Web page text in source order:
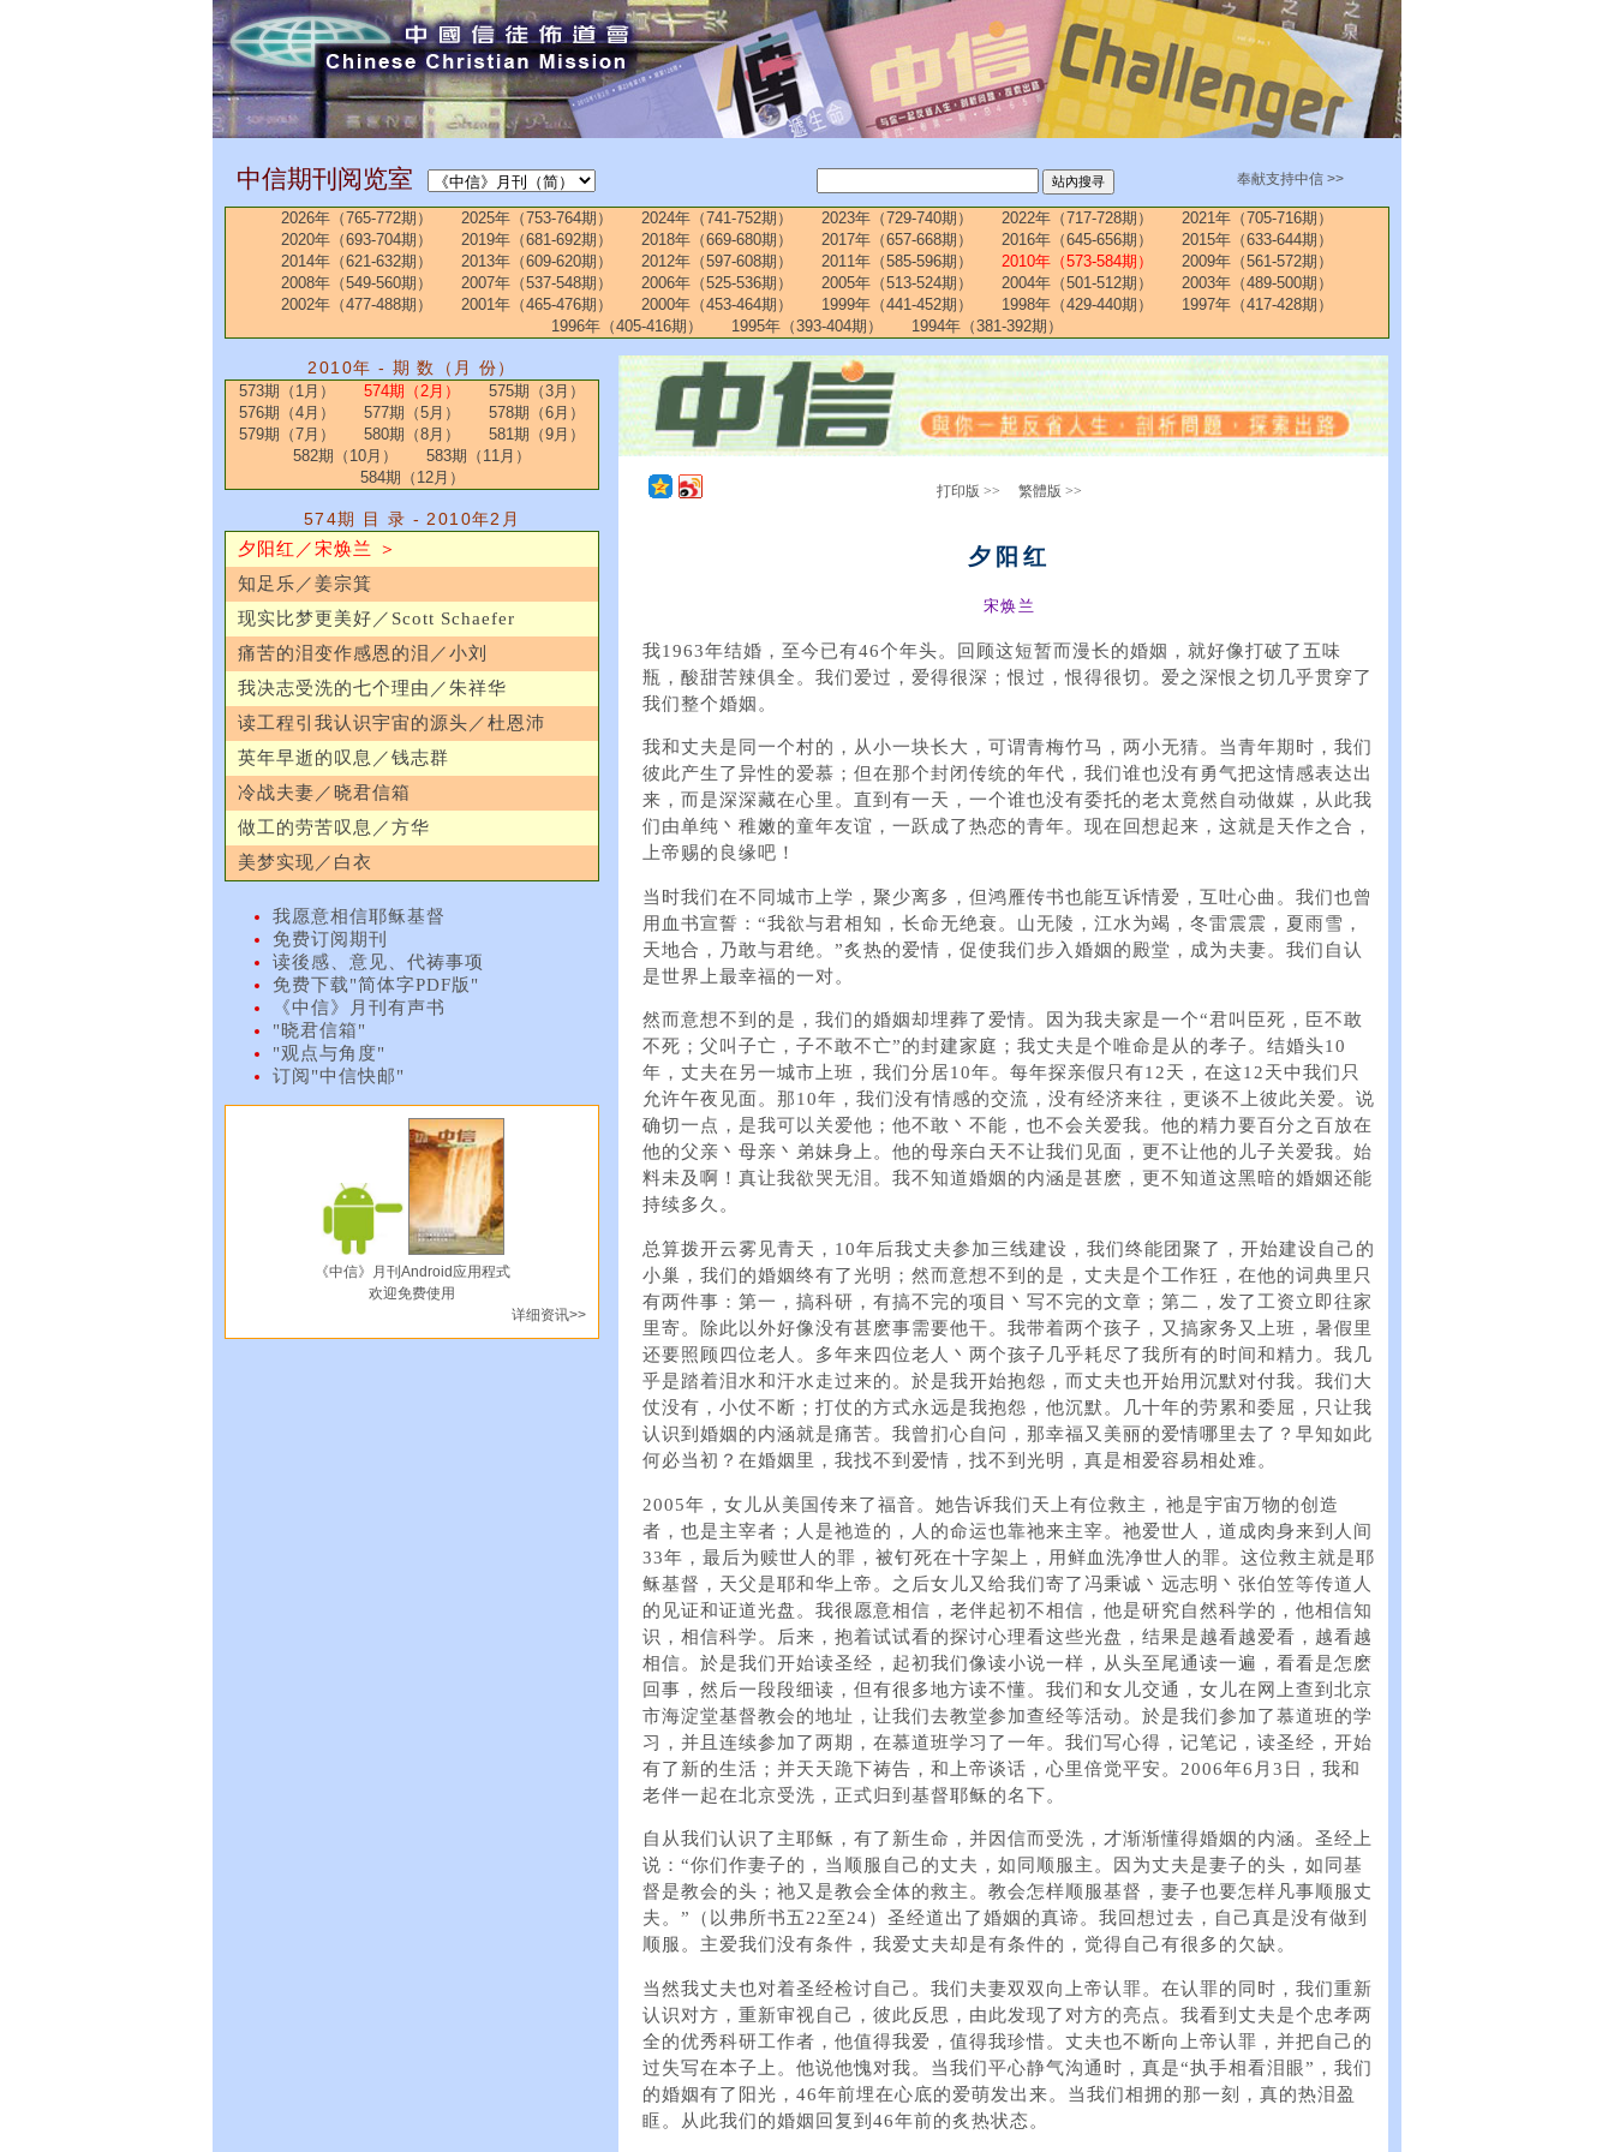
中信期刊阅览室 奉献支持中信 >>
2026年（765-772期） 2025年（753-764期） 2024年（741-752期） 2023年（729-740期） 2022年（717-728期）
2021年（705-716期）
2020年（693-704期）
2019年（681-692期） 2018年（669-680期） 2017年（657-668期） 2016年（645-656期）
2015年（633-644期）
2014年（621-632期）
2013年（609-620期） 2012年（597-608期） 2011年（585-596期） 2010年（573-584期）
2009年（561-572期）
2008年（549-560期）
2007年（537-548期） 2006年（525-536期） 2005年（513-524期） 2004年（501-512期）
2003年（489-500期）
2002年（477-488期）
2001年（465-476期） 2000年（453-464期） 1999年（441-452期） 1998年（429-440期）
1997年（417-428期）
1996年（405-416期）
1995年（393-404期） 1994年（381-392期）
2010年 - 期 数（月 份）
573期（1月） 574期（2月）
575期（3月）
576期（4月）
577期（5月）
578期（6月）
579期（7月）
580期（8月）
581期（9月）
582期（10月）
583期（11月）
584期（12月）
574期 目 录 - 2010年2月
夕阳红／宋焕兰 ＞
知足乐／姜宗箕
现实比梦更美好／Scott Schaefer
痛苦的泪变作感恩的泪／小刘
我决志受洗的七个理由／朱祥华
读工程引我认识宇宙的源头／杜恩沛
英年早逝的叹息／钱志群
冷战夫妻／晓君信箱
做工的劳苦叹息／方华
美梦实现／白衣
我愿意相信耶稣基督
免费订阅期刊
读後感、意见、代祷事项
免费下载"简体字PDF版"
《中信》月刊有声书
"晓君信箱"
"观点与角度"
订阅"中信快邮"
《中信》月刊Android应用程式
欢迎免费使用
详细资讯>>
打印版 >> 繁體版 >>
夕阳红
宋焕兰
我1963年结婚，至今已有46个年头。回顾这短暂而漫长的婚姻，就好像打破了五味
瓶，酸甜苦辣俱全。我们爱过，爱得很深；恨过，恨得很切。爱之深恨之切几乎贯穿了
我们整个婚姻。
我和丈夫是同一个村的，从小一块长大，可谓青梅竹马，两小无猜。当青年期时，我们
彼此产生了异性的爱慕；但在那个封闭传统的年代，我们谁也没有勇气把这情感表达出
来，而是深深藏在心里。直到有一天，一个谁也没有委托的老太竟然自动做媒，从此我
们由单纯丶稚嫩的童年友谊，一跃成了热恋的青年。现在回想起来，这就是天作之合，
上帝赐的良缘吧！
当时我们在不同城市上学，聚少离多，但鸿雁传书也能互诉情爱，互吐心曲。我们也曾
用血书宣誓：“我欲与君相知，长命无绝衰。山无陵，江水为竭，冬雷震震，夏雨雪，
天地合，乃敢与君绝。”炙热的爱情，促使我们步入婚姻的殿堂，成为夫妻。我们自认
是世界上最幸福的一对。
然而意想不到的是，我们的婚姻却埋葬了爱情。因为我夫家是一个“君叫臣死，臣不敢
不死；父叫子亡，子不敢不亡”的封建家庭；我丈夫是个唯命是从的孝子。结婚头10
年，丈夫在另一城市上班，我们分居10年。每年探亲假只有12天，在这12天中我们只
允许午夜见面。那10年，我们没有情感的交流，没有经济来往，更谈不上彼此关爱。说
确切一点，是我可以关爱他；他不敢丶不能，也不会关爱我。他的精力要百分之百放在
他的父亲丶母亲丶弟妹身上。他的母亲白天不让我们见面，更不让他的儿子关爱我。始
料未及啊！真让我欲哭无泪。我不知道婚姻的内涵是甚麽，更不知道这黑暗的婚姻还能
持续多久。
总算拨开云雾见青天，10年后我丈夫参加三线建设，我们终能团聚了，开始建设自己的
小巢，我们的婚姻终有了光明；然而意想不到的是，丈夫是个工作狂，在他的词典里只
有两件事：第一，搞科研，有搞不完的项目丶写不完的文章；第二，发了工资立即往家
里寄。除此以外好像没有甚麽事需要他干。我带着两个孩子，又搞家务又上班，暑假里
还要照顾四位老人。多年来四位老人丶两个孩子几乎耗尽了我所有的时间和精力。我几
乎是踏着泪水和汗水走过来的。於是我开始抱怨，而丈夫也开始用沉默对付我。我们大
仗没有，小仗不断；打仗的方式永远是我抱怨，他沉默。几十年的劳累和委屈，只让我
认识到婚姻的内涵就是痛苦。我曾扪心自问，那幸福又美丽的爱情哪里去了？早知如此
何必当初？在婚姻里，我找不到爱情，找不到光明，真是相爱容易相处难。
2005年，女儿从美国传来了福音。她告诉我们天上有位救主，祂是宇宙万物的创造
者，也是主宰者；人是祂造的，人的命运也靠祂来主宰。祂爱世人，道成肉身来到人间
33年，最后为赎世人的罪，被钉死在十字架上，用鲜血洗净世人的罪。这位救主就是耶
稣基督，天父是耶和华上帝。之后女儿又给我们寄了冯秉诚丶远志明丶张伯笠等传道人
的见证和证道光盘。我很愿意相信，老伴起初不相信，他是研究自然科学的，他相信知
识，相信科学。后来，抱着试试看的探讨心理看这些光盘，结果是越看越爱看，越看越
相信。於是我们开始读圣经，起初我们像读小说一样，从头至尾通读一遍，看看是怎麽
回事，然后一段段细读，但有很多地方读不懂。我们和女儿交通，女儿在网上查到北京
市海淀堂基督教会的地址，让我们去教堂参加查经等活动。於是我们参加了慕道班的学
习，并且连续参加了两期，在慕道班学习了一年。我们写心得，记笔记，读圣经，开始
有了新的生活；并天天跪下祷告，和上帝谈话，心里倍觉平安。2006年6月3日，我和
老伴一起在北京受洗，正式归到基督耶稣的名下。
自从我们认识了主耶稣，有了新生命，并因信而受洗，才渐渐懂得婚姻的内涵。圣经上
说：“你们作妻子的，当顺服自己的丈夫，如同顺服主。因为丈夫是妻子的头，如同基
督是教会的头；祂又是教会全体的救主。教会怎样顺服基督，妻子也要怎样凡事顺服丈
夫。”（以弗所书五22至24）圣经道出了婚姻的真谛。我回想过去，自己真是没有做到
顺服。主爱我们没有条件，我爱丈夫却是有条件的，觉得自己有很多的欠缺。
当然我丈夫也对着圣经检讨自己。我们夫妻双双向上帝认罪。在认罪的同时，我们重新
认识对方，重新审视自己，彼此反思，由此发现了对方的亮点。我看到丈夫是个忠孝两
全的优秀科研工作者，他值得我爱，值得我珍惜。丈夫也不断向上帝认罪，并把自己的
过失写在本子上。他说他愧对我。当我们平心静气沟通时，真是“执手相看泪眼”，我们
的婚姻有了阳光，46年前埋在心底的爱萌发出来。当我们相拥的那一刻，真的热泪盈
眶。从此我们的婚姻回复到46年前的炙热状态。